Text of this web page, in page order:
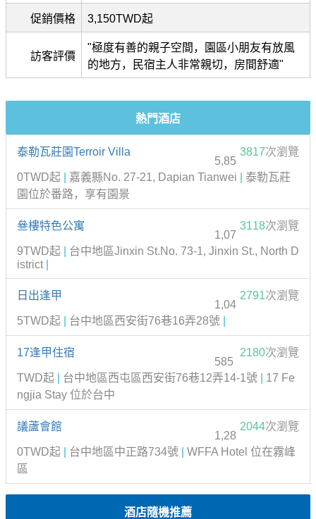
促銷價格 3,150TWD起
訪客評價
"極度有善的親子空間，園區小朋友有放風
的地方，民宿主人非常親切，房間舒適"
熱門酒店
泰勒瓦莊園Terroir Villa 3817次瀏覽
5,85
0TWD起
嘉義縣No. 27-21, Dapian Tianwei
泰勒瓦莊
園位於番路，享有園景
叄樓特色公寓 3118次瀏覽
1,07
9TWD起
台中地區Jinxin St.No. 73-1, Jinxin St., North D
istrict
日出逢甲 2791次瀏覽
1,04
5TWD起
台中地區西安街76巷16弄28號
17逢甲住宿 2180次瀏覽
585
TWD起
台中地區西屯區西安街76巷12弄14-1號
17 Fe
ngjia Stay 位於台中
議蘆會館 2044次瀏覽
1,28
0TWD起
台中地區中正路734號
WFFA Hotel 位在霧峰
區
酒店隨機推薦